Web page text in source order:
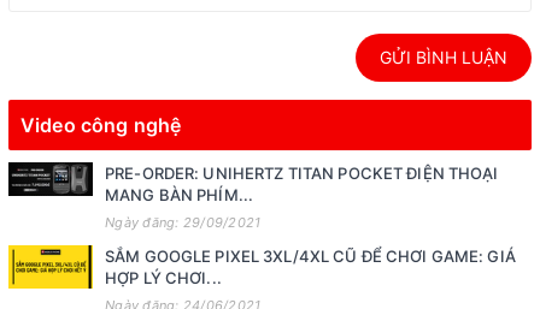
GỬI BÌNH LUẬN
Video công nghệ
PRE-ORDER: UNIHERTZ TITAN POCKET ĐIỆN THOẠI
MANG BÀN PHÍM...
Ngày đăng: 29/09/2021
SẮM GOOGLE PIXEL 3XL/4XL CŨ ĐỂ CHƠI GAME: GIÁ
HỢP LÝ CHƠI...
Ngày đăng: 24/06/2021